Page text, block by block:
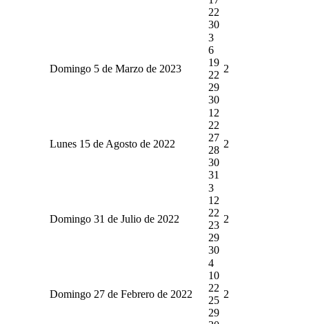
22
30
Domingo 5 de Marzo de 2023
3
6
19
22
29
30
2
Lunes 15 de Agosto de 2022
12
22
27
28
30
31
2
Domingo 31 de Julio de 2022
3
12
22
23
29
30
2
Domingo 27 de Febrero de 2022
4
10
22
25
29
2